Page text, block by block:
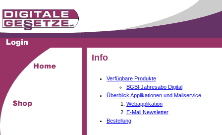
Info
Verfügbare Produkte
BGBl-Jahresabo Digital
Überblick Applikationen und Mailservice
Webapplikation
E-Mail Newsletter
Bestellung